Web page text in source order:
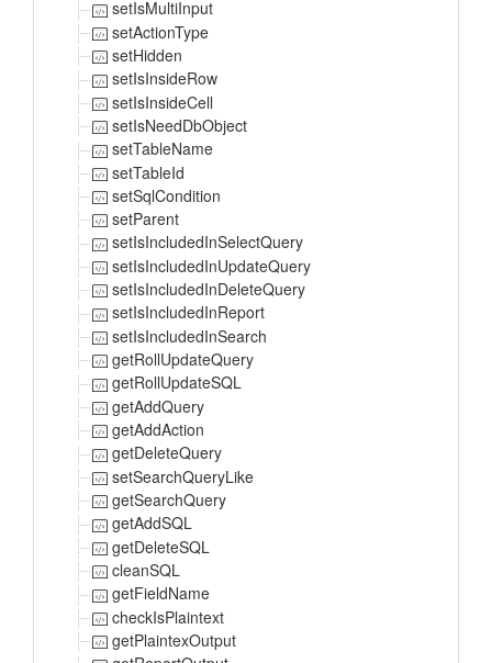
setIsMultiInput
setActionType
setHidden
setIsInsideRow
setIsInsideCell
setIsNeedDbObject
setTableName
setTableId
setSqlCondition
setParent
setIsIncludedInSelectQuery
setIsIncludedInUpdateQuery
setIsIncludedInDeleteQuery
setIsIncludedInReport
setIsIncludedInSearch
getRollUpdateQuery
getRollUpdateSQL
getAddQuery
getAddAction
getDeleteQuery
setSearchQueryLike
getSearchQuery
getAddSQL
getDeleteSQL
cleanSQL
getFieldName
checkIsPlaintext
getPlaintexOutput